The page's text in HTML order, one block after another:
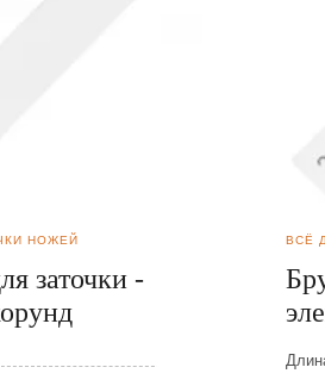
НОЖЕЙ
заточки -
ВСЁ